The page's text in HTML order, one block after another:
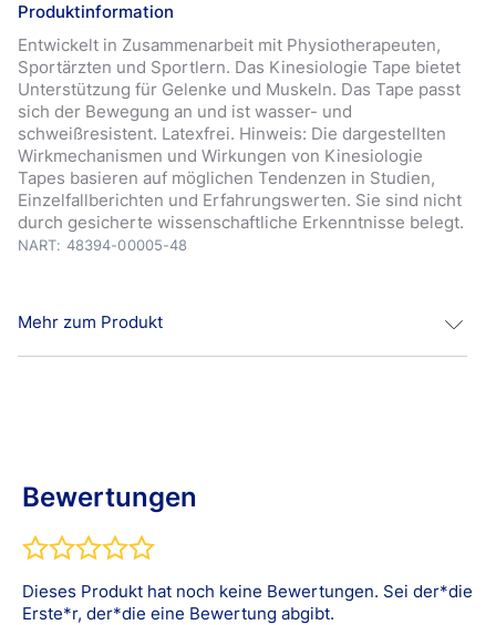
Produktinformation
Entwickelt in Zusammenarbeit mit Physiotherapeuten,
Sportärzten und Sportlern. Das Kinesiologie Tape bietet
Unterstützung für Gelenke und Muskeln. Das Tape passt
sich der Bewegung an und ist wasser- und
schweißresistent. Latexfrei. Hinweis: Die dargestellten
Wirkmechanismen und Wirkungen von Kinesiologie
Tapes basieren auf möglichen Tendenzen in Studien,
Einzelfallberichten und Erfahrungswerten. Sie sind nicht
durch gesicherte wissenschaftliche Erkenntnisse belegt.
NART: 48394-00005-48
Mehr zum Produkt
Latexfrei
Hinweis: Die dargestellten Wirkmechanismen und
Wirkungen von Kinesiologie Tapes basieren auf
möglichen Tendenzen in Studien, Einzelfallberichten und
Erfahrungswerten. Sie sind nicht durch gesicherte
wissenschaftliche Erkenntnisse belegt.
Bewertungen
Dieses Produkt hat noch keine Bewertungen. Sei der*die
Erste*r, der*die eine Bewertung abgibt.